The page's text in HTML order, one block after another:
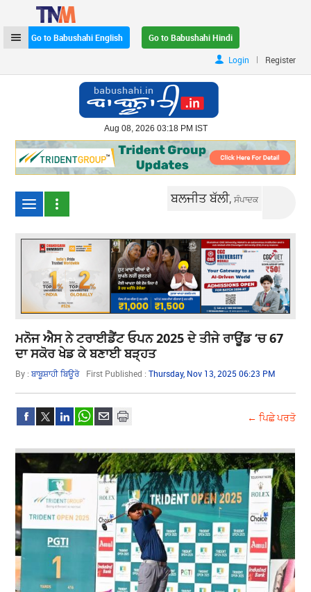
Go to Babushahi English
Go to Babushahi Hindi
Login
| Register
Aug 08, 2026 03:18 PM IST
ਬਲਜੀਤ ਬੱਲੀ,ਸੰਪਾਦਕ
ਮਨੋਜ ਐਸ ਨੇ ਟਰਾਈਡੈਂਟ ਓਪਨ 2025 ਦੇ ਤੀਜੇ ਰਾਊਂਡ ‘ਚ 67
ਦਾ ਸਕੋਰ ਖੇਡ ਕੇ ਬਣਾਈ ਬੜ੍ਹਤ
By :ਬਾਬੂਸ਼ਾਹੀ ਬਿਊਰੋ First Published :Thursday, Nov 13, 2025 06:23 PM
← ਪਿਛੇ ਪਰਤੋ